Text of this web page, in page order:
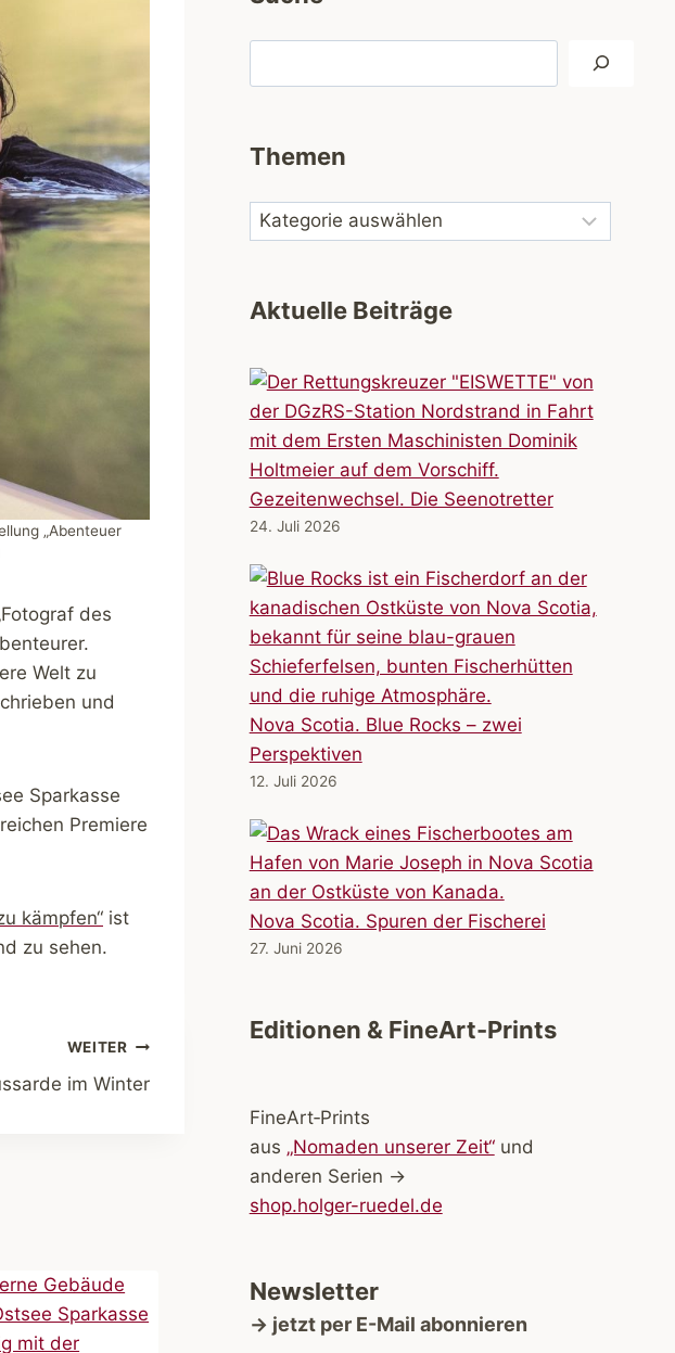
„Abenteuer
des
Welt zu
und
Sparkasse
Premiere
kämpfen“ ist
zu sehen.
WEITER
im Winter
Themen
Aktuelle Beiträge
Gezeitenwechsel. Die Seenotretter
24. Juli 2026
Nova Scotia. Blue Rocks – zwei
Perspektiven
12. Juli 2026
Nova Scotia. Spuren der Fischerei
27. Juni 2026
Editionen & FineArt-Prints
FineArt‑Prints
aus „Nomaden unserer Zeit“und
anderen Serien →
shop.holger-ruedel.de
Newsletter
→ jetzt per E-Mail abonnieren